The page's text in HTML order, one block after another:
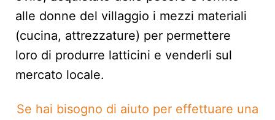
alle donne del villaggio i mezzi materiali
(cucina, attrezzature) per permettere
loro di produrre latticini e venderli sul
mercato locale.
Se hai bisogno di aiuto per effettuare una